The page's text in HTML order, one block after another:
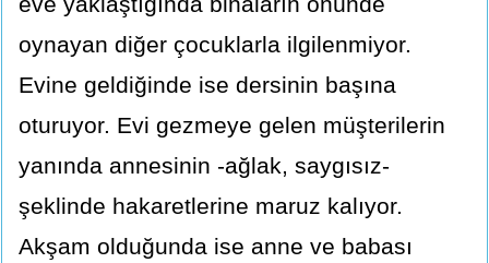
oynayan diğer çocuklarla ilgilenmiyor.
Evine geldiğinde ise dersinin başına
oturuyor. Evi gezmeye gelen müşterilerin
yanında annesinin -ağlak, saygısız-
şeklinde hakaretlerine maruz kalıyor.
Akşam olduğunda ise anne ve babası